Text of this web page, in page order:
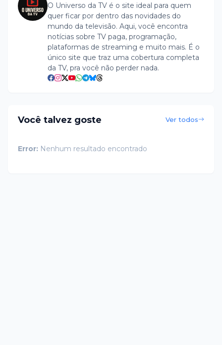
O Universo da TV é o site ideal para quem
quer ficar por dentro das novidades do
mundo da televisão. Aqui, você encontra
notícias sobre TV paga, programação,
plataformas de streaming e muito mais. É o
único site que traz uma cobertura completa
da TV, pra você não perder nada.
Você talvez goste Ver todos
Error: Nenhum resultado encontrado